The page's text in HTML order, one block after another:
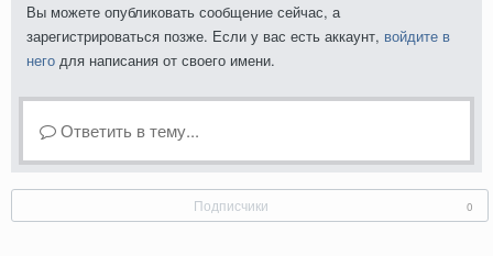
Вы можете опубликовать сообщение сейчас, а
зарегистрироваться позже. Если у вас есть аккаунт, войдите в
него для написания от своего имени.
Ответить в тему...
Подписчики 0